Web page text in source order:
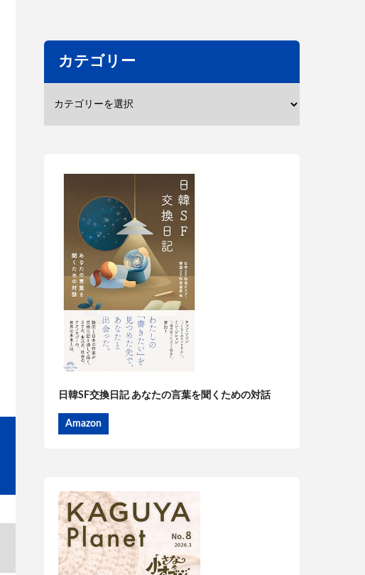
カテゴリー
日韓SF交換日記 あなたの言葉を聞くための対話
Amazon